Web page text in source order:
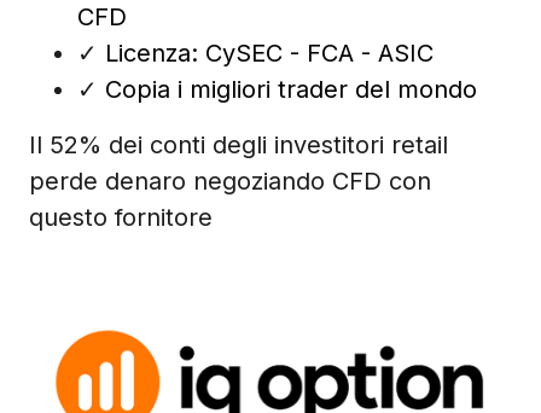
CFD
✓ Licenza: CySEC - FCA - ASIC
✓ Copia i migliori trader del mondo
Il 52% dei conti degli investitori retail
perde denaro negoziando CFD con
questo fornitore